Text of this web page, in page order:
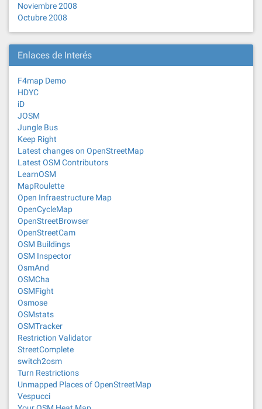
Noviembre 2008
Octubre 2008
Enlaces de Interés
F4map Demo
HDYC
iD
JOSM
Jungle Bus
Keep Right
Latest changes on OpenStreetMap
Latest OSM Contributors
LearnOSM
MapRoulette
Open Infraestructure Map
OpenCycleMap
OpenStreetBrowser
OpenStreetCam
OSM Buildings
OSM Inspector
OsmAnd
OSMCha
OSMFight
Osmose
OSMstats
OSMTracker
Restriction Validator
StreetComplete
switch2osm
Turn Restrictions
Unmapped Places of OpenStreetMap
Vespucci